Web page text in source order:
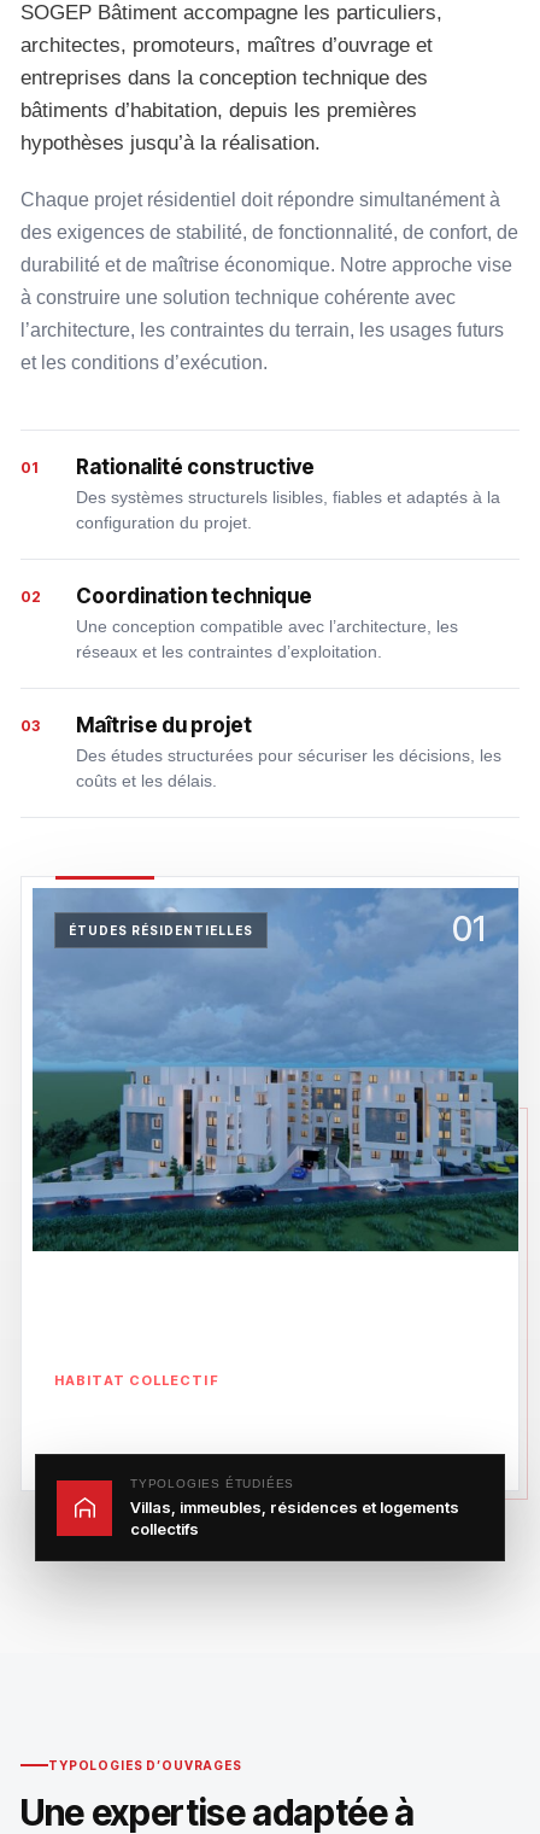
SOGEP Bâtiment accompagne les particuliers,
architectes, promoteurs, maîtres d’ouvrage et
entreprises dans la conception technique des
bâtiments d’habitation, depuis les premières
hypothèses jusqu’à la réalisation.
Chaque projet résidentiel doit répondre simultanément à
des exigences de stabilité, de fonctionnalité, de confort, de
durabilité et de maîtrise économique. Notre approche vise
à construire une solution technique cohérente avec
l’architecture, les contraintes du terrain, les usages futurs
et les conditions d’exécution.
01 Rationalité constructive
Des systèmes structurels lisibles, fiables et adaptés à la
configuration du projet.
02 Coordination technique
Une conception compatible avec l’architecture, les
réseaux et les contraintes d’exploitation.
03 Maîtrise du projet
Des études structurées pour sécuriser les décisions, les
coûts et les délais.
ÉTUDES RÉSIDENTIELLES 01
HABITAT COLLECTIF
TYPOLOGIES ÉTUDIÉES
Villas, immeubles, résidences et logements
collectifs
TYPOLOGIES D’OUVRAGES
Une expertise adaptée à